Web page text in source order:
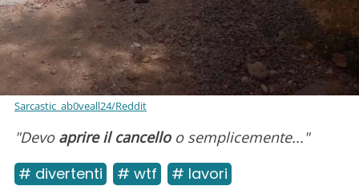
Sarcastic_ab0veall24/Reddit
"Devo aprire il cancelloo semplicemente..."
# divertenti # wtf # lavori